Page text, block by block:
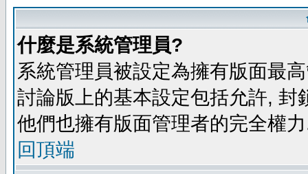
什麼是系統管理員?
系統管理員被設定為擁有版面最
討論版上的基本設定包括允許,
他們也擁有版面管理者的完全權
回頂端